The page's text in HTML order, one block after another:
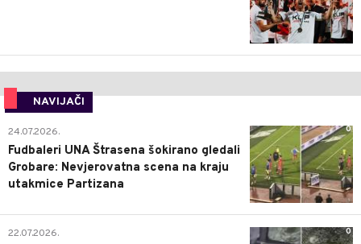
NAVIJAČI
0
24.07.2026.
Fudbaleri UNA Štrasena šokirano gledali
Grobare: Nevjerovatna scena na kraju
utakmice Partizana
0
22.07.2026.